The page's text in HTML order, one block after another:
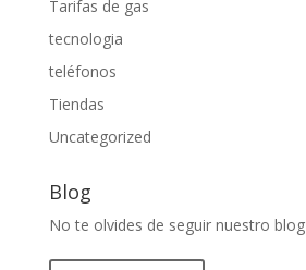
Tarifas de gas
tecnologia
teléfonos
Tiendas
Uncategorized
Blog
No te olvides de seguir nuestro blog